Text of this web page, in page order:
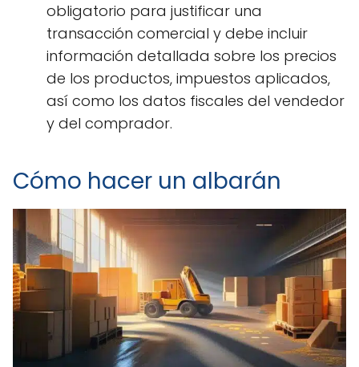
obligatorio para justificar una
transacción comercial y debe incluir
información detallada sobre los precios
de los productos, impuestos aplicados,
así como los datos fiscales del vendedor
y del comprador.
Cómo hacer un albarán